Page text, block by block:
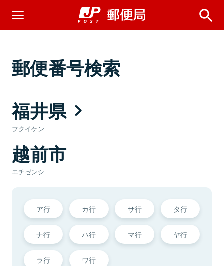
郵便番号検索
福井県
フクイケン
越前市
エチゼンシ
ア行 カ行 サ行 タ行
ナ行 ハ行 マ行 ヤ行
ラ行 ワ行